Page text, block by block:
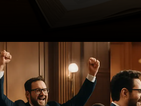
https://ademilsoncs.adv.br/